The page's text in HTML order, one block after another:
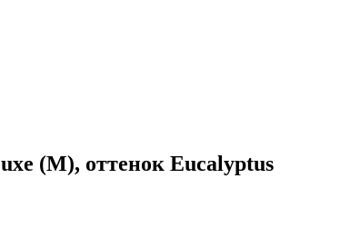
(M), оттенок Eucalyptus